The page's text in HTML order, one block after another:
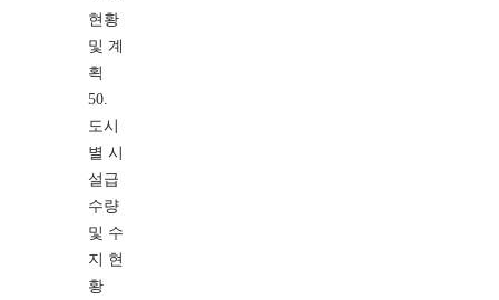
현황
및 계
획
50.
도시
별 시
설급
수량
및 수
지 현
황